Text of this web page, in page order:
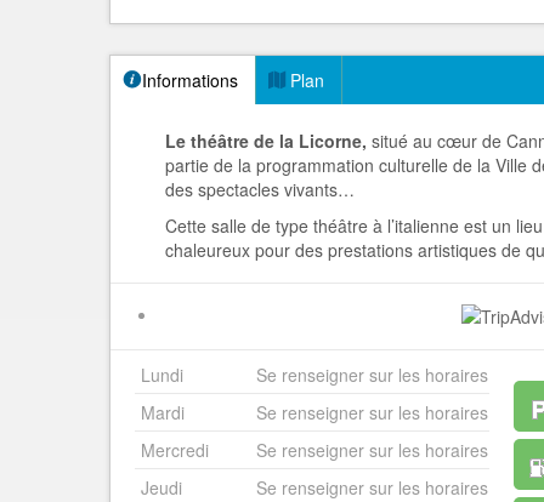
Informations Plan
Le théâtre de la Licorne, situé au cœur de
partie de la programmation culturelle de la Ville
des spectacles vivants…
Cette salle de type théâtre à l’italienne est un
chaleureux pour des prestations artistiques de
Lundi
Se renseigner sur les horaires
Mardi
Se renseigner sur les horaires
Mercredi
Se renseigner sur les horaires
Jeudi
Se renseigner sur les horaires